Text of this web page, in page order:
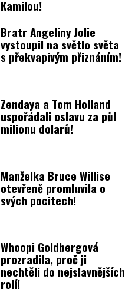
Kamilou!
Bratr Angeliny Jolie
vystoupil na světlo světa
s překvapivým přiznáním!
Zendaya a Tom Holland
uspořádali oslavu za půl
milionu dolarů!
Manželka Bruce Willise
otevřeně promluvila o
svých pocitech!
Whoopi Goldbergová
prozradila, proč ji
nechtěli do nejslavnějších
rolí!